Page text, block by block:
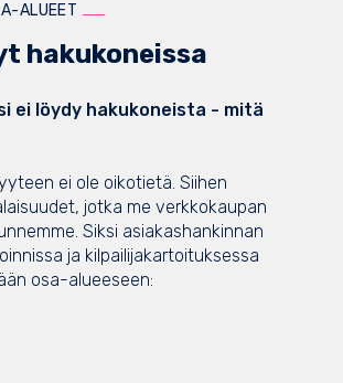
ALUEET
hakukoneissa
ei löydy hakukoneista - mitä
ei ole oikotietä. Siihen
jotka me verkkokaupan
Siksi asiakashankinnan
ja kilpailijakartoituksessa
osa-alueeseen: